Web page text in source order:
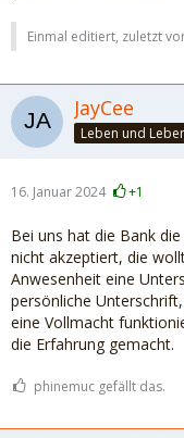
Einmal editiert, zuletzt
JayCee
Leben und
16. Januar 2024 +1
Bei uns hat die Bank
nicht akzeptiert, die
Anwesenheit eine
persönliche
eine Vollmacht
die Erfahrung gemacht.
phinemuc gefällt das.